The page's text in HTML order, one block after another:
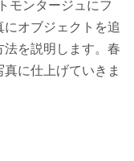
モンタージュにフ
にオブジェクトを追
法を説明します。春
に仕上げていきま